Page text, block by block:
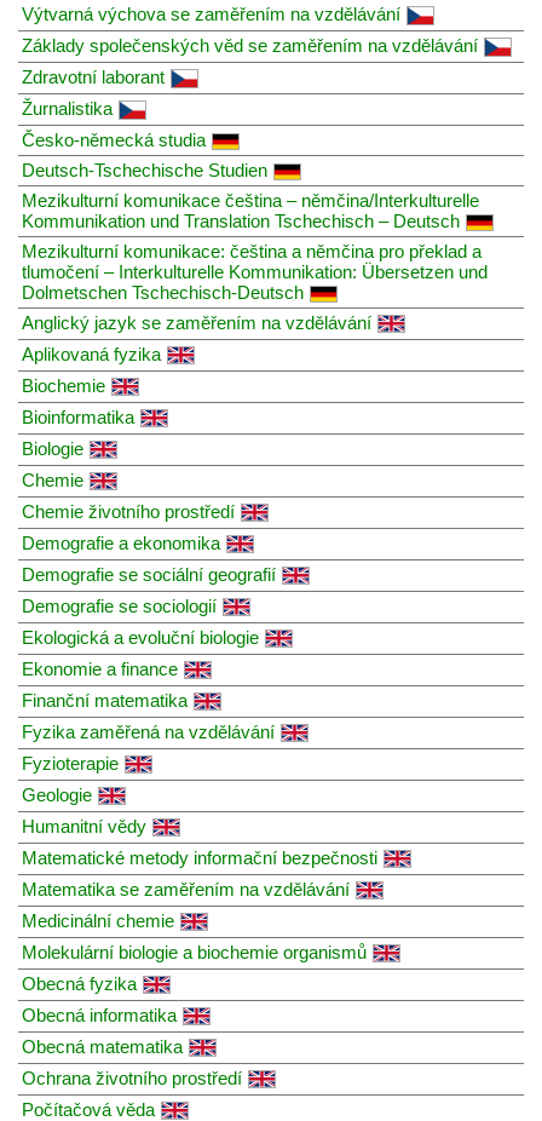
Výtvarná výchova se zaměřením na vzdělávání
Základy společenských věd se zaměřením na vzdělávání
Zdravotní laborant
Žurnalistika
Česko-německá studia
Deutsch-Tschechische Studien
Mezikulturní komunikace čeština – němčina/Interkulturelle
Kommunikation und Translation Tschechisch – Deutsch
Mezikulturní komunikace: čeština a němčina pro překlad a
tlumočení – Interkulturelle Kommunikation: Übersetzen und
Dolmetschen Tschechisch-Deutsch
Anglický jazyk se zaměřením na vzdělávání
Aplikovaná fyzika
Biochemie
Bioinformatika
Biologie
Chemie
Chemie životního prostředí
Demografie a ekonomika
Demografie se sociální geografií
Demografie se sociologií
Ekologická a evoluční biologie
Ekonomie a finance
Finanční matematika
Fyzika zaměřená na vzdělávání
Fyzioterapie
Geologie
Humanitní vědy
Matematické metody informační bezpečnosti
Matematika se zaměřením na vzdělávání
Medicinální chemie
Molekulární biologie a biochemie organismů
Obecná fyzika
Obecná informatika
Obecná matematika
Ochrana životního prostředí
Počítačová věda